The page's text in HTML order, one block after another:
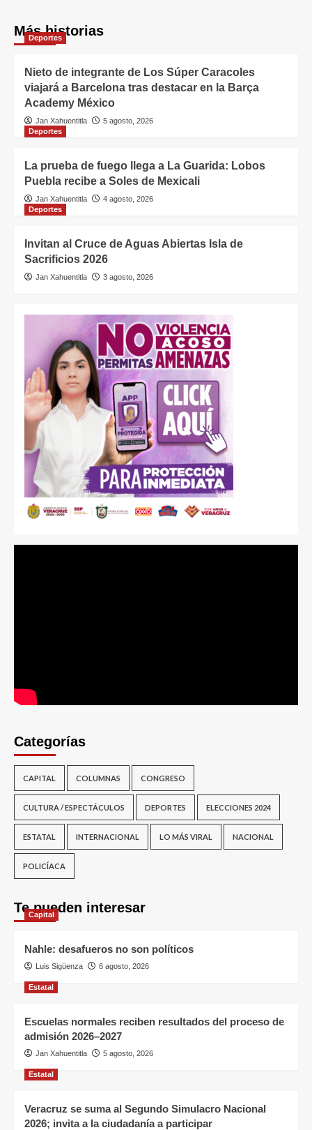
Más historias
Deportes
Nieto de integrante de Los Súper Caracoles
viajará a Barcelona tras destacar en la Barça
Academy México
Jan Xahuentitla
5 agosto, 2026
Deportes
La prueba de fuego llega a La Guarida: Lobos
Puebla recibe a Soles de Mexicali
Jan Xahuentitla
4 agosto, 2026
Deportes
Invitan al Cruce de Aguas Abiertas Isla de
Sacrificios 2026
Jan Xahuentitla 3 agosto, 2026
Categorías
CAPITAL COLUMNAS CONGRESO
CULTURA / ESPECTÁCULOS DEPORTES ELECCIONES 2024
ESTATAL INTERNACIONAL LO MÁS VIRAL NACIONAL
POLICÍACA
Te pueden interesar
Capital
Nahle: desafueros no son políticos
Luis Sigüenza 6 agosto, 2026
Estatal
Escuelas normales reciben resultados del proceso de
admisión 2026–2027
Jan Xahuentitla 5 agosto, 2026
Estatal
Veracruz se suma al Segundo Simulacro Nacional
2026; invita a la ciudadanía a participar